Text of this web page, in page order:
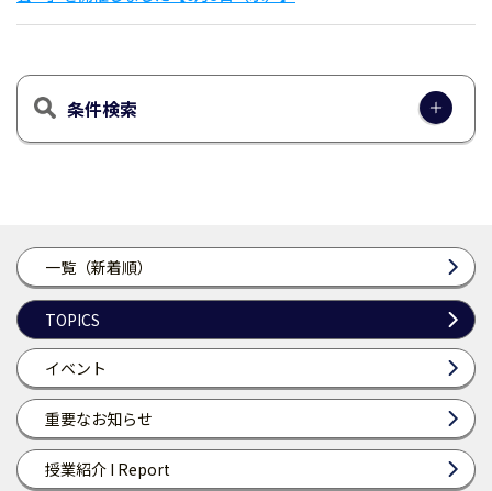
一覧（新着順）
TOPICS
イベント
重要なお知らせ
授業紹介 I Report
条件検索